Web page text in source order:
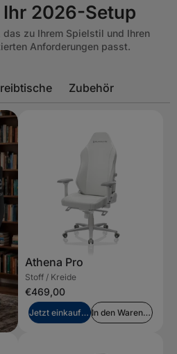
Ihr 2026-Setup
das zu Ihrem Spielstil und Ihren
Anforderungen passt.
Zubehör
Athena Pro
Stoff / Kreide
€469,00
Jetzt einkaufen In den Warenkorb legen